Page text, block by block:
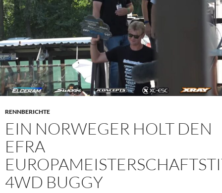
RENNBERICHTE
EIN NORWEGER HOLT DEN
EFRA
4WD BUGGY